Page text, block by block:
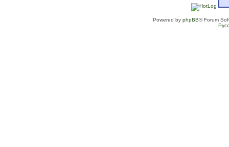
Powered by phpBB® Forum